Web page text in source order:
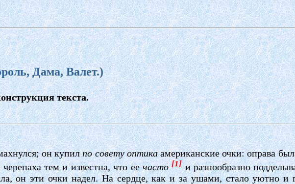
Дама, Валет.)
текста.
он купилпо совету оптикаамериканские очки: оправа
тем и известна, что ее часто[1]и разнообразно
он эти очки надел. На сердце, как и за ушами, стало уютно и